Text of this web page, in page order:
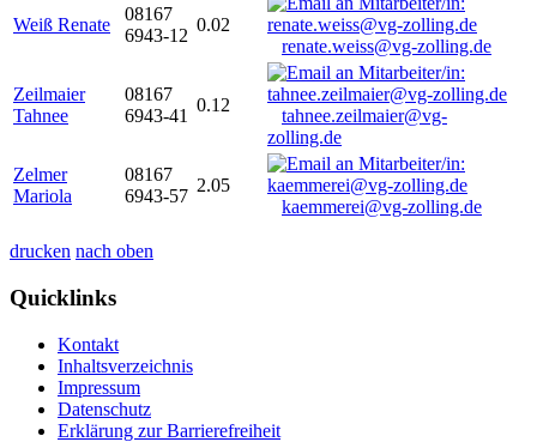
Weiß Renate
08167
6943-12
0.02
renate.weiss@vg-zolling.de
Zeilmaier
Tahnee
08167
6943-41
0.12
tahnee.zeilmaier@vg-
zolling.de
Zelmer
Mariola
08167
6943-57
2.05
kaemmerei@vg-zolling.de
drucken nach oben
Quicklinks
Kontakt
Inhaltsverzeichnis
Impressum
Datenschutz
Erklärung zur Barrierefreiheit